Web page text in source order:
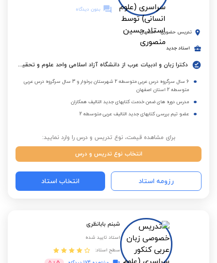
بدون دیدگاه
تدریس حضوری - اصفهان
استاد جدید
دکترا زبان و ادبیات عرب از دانشگاه آزاد اسلامی واحد علوم و تحقیقات تهران
6 سال سرگروه درس عربی متوسطه 2 شهرستان برخوار و 3 سال سرگروه درس عربی
متوسطه 2 استان اصفهان
مدرس دوره های ضمن خدمت کتابهای جدید التالیف همکاران
عضو تیم بررسی کتابهای جدید التالیف عربی متوسطه 2
برای مشاهده قیمت، نوع تدریس و درس را وارد نمایید:
انتخاب نوع تدریس و درس
رزومه استاد انتخاب استاد
شبنم بابانظری
استاد تایید شده
سطح استاد: